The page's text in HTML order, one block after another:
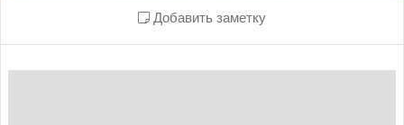
Добавить заметку